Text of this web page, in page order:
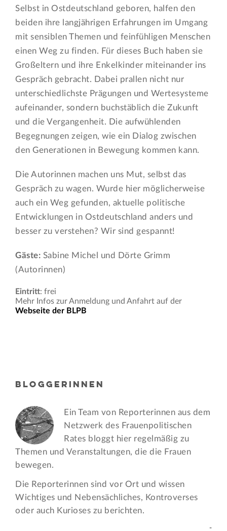
Selbst in Ostdeutschland geboren, halfen den
beiden ihre langjährigen Erfahrungen im Umgang
mit sensiblen Themen und feinfühligen Menschen
einen Weg zu finden. Für dieses Buch haben sie
Großeltern und ihre Enkelkinder miteinander ins
Gespräch gebracht. Dabei prallen nicht nur
unterschiedlichste Prägungen und Wertesysteme
aufeinander, sondern buchstäblich die Zukunft
und die Vergangenheit. Die aufwühlenden
Begegnungen zeigen, wie ein Dialog zwischen
den Generationen in Bewegung kommen kann.
Die Autorinnen machen uns Mut, selbst das
Gespräch zu wagen. Wurde hier möglicherweise
auch ein Weg gefunden, aktuelle politische
Entwicklungen in Ostdeutschland anders und
besser zu verstehen? Wir sind gespannt!
Gäste: Sabine Michel und Dörte Grimm
(Autorinnen)
Eintritt: frei
Mehr Infos zur Anmeldung und Anfahrt auf der
Webseite der BLPB
BLOGGERINNEN
Ein Team von Reporterinnen aus dem
Netzwerk des Frauen­politischen
Rates bloggt hier regelmäßig zu
Themen und Veran­staltungen, die die Frauen
bewegen.
Die Reporterinnen sind vor Ort und wissen
Wichtiges und Nebensächliches, Kontroverses
oder auch Kurioses zu berichten.
-